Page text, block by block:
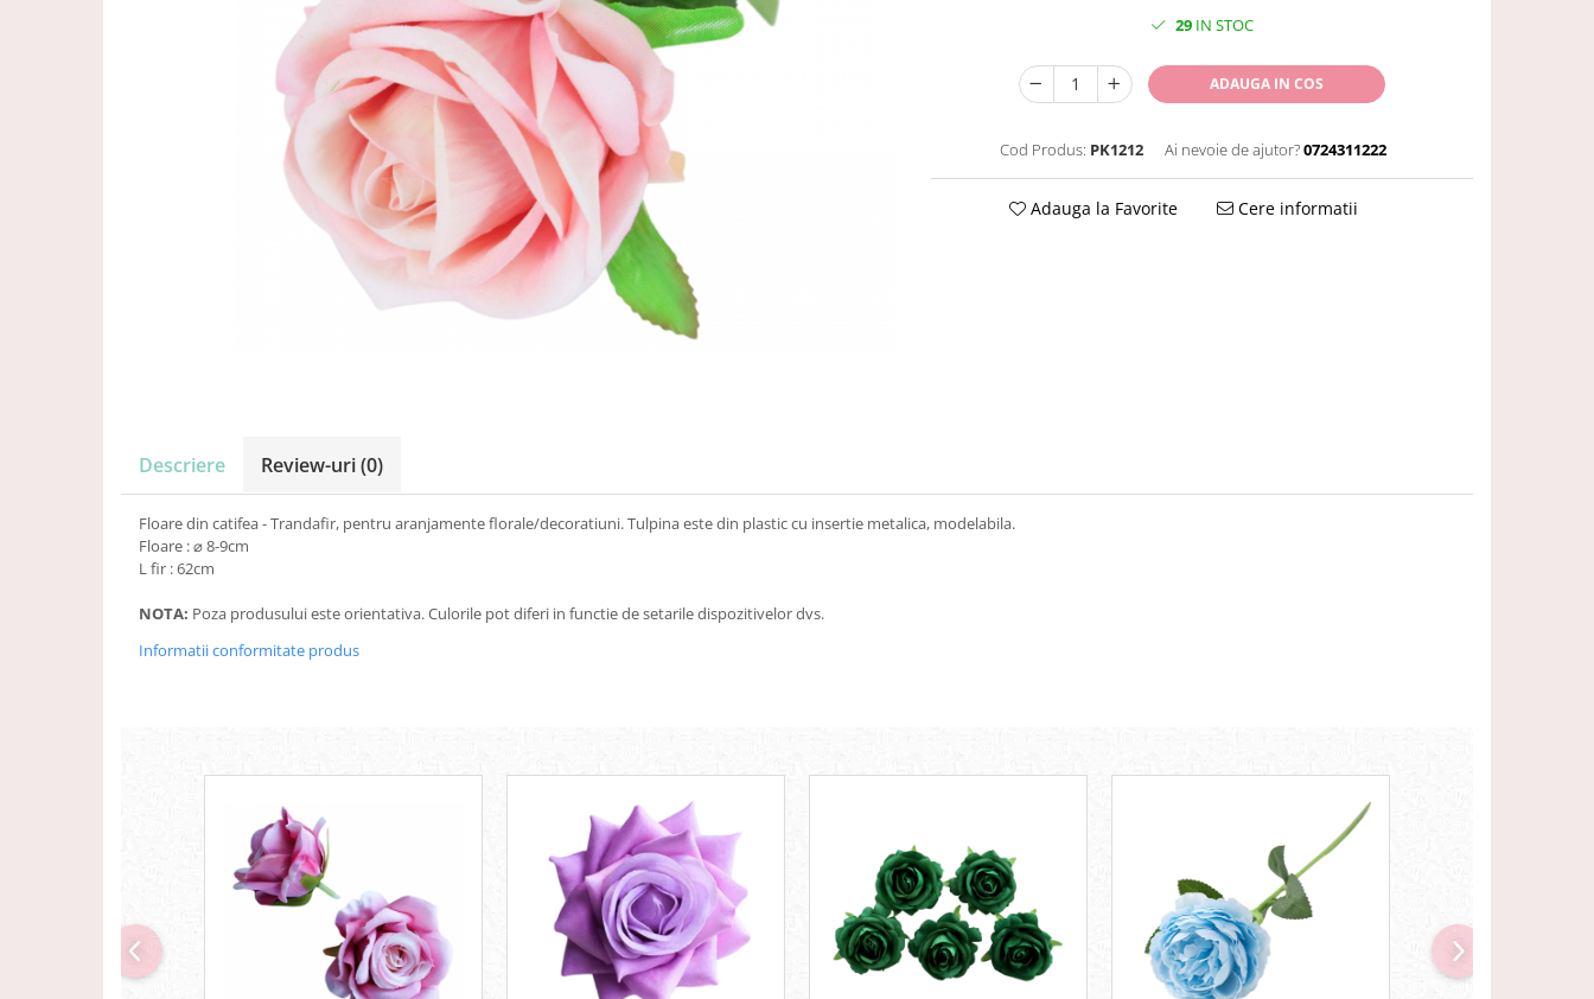
29IN STOC
ADAUGA IN COS
Cod Produs: PK1212 Ai nevoie de ajutor?0724311222
Adauga la Favorite Cere informatii
Descriere Review-uri(0)
Floare din catifea - Trandafir, pentru aranjamente florale/decoratiuni. Tulpina este din plastic cu insertie metalica, modelabila.
Floare : ⌀ 8-9cm
L fir : 62cm
NOTA: Poza produsului este orientativa. Culorile pot diferi in functie de setarile dispozitivelor dvs.
Informatii conformitate produs